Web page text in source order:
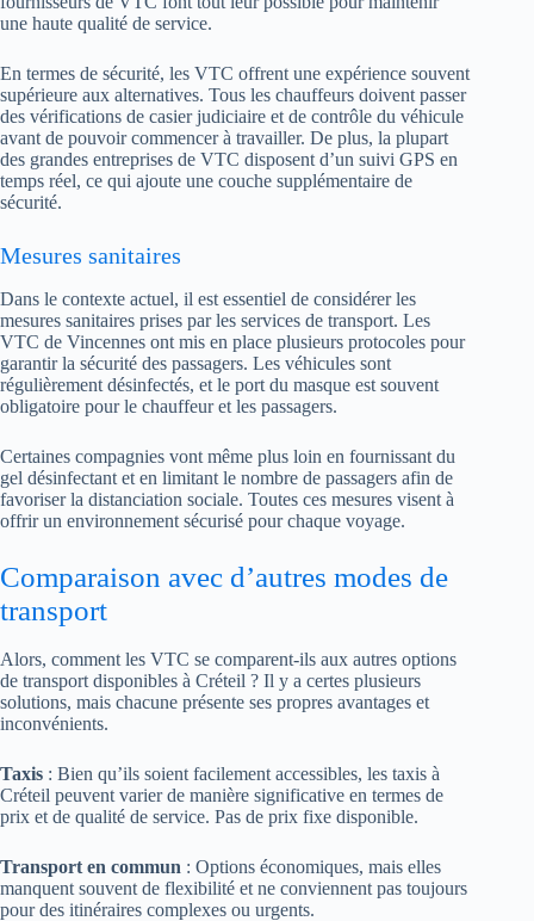
une haute qualité de service.
En termes de sécurité, les VTC offrent une expérience souvent
supérieure aux alternatives. Tous les chauffeurs doivent passer
des vérifications de casier judiciaire et de contrôle du véhicule
avant de pouvoir commencer à travailler. De plus, la plupart
des grandes entreprises de VTC disposent d’un suivi GPS en
temps réel, ce qui ajoute une couche supplémentaire de
sécurité.
Mesures sanitaires
Dans le contexte actuel, il est essentiel de considérer les
mesures sanitaires prises par les services de transport. Les
VTC de Vincennes ont mis en place plusieurs protocoles pour
garantir la sécurité des passagers. Les véhicules sont
régulièrement désinfectés, et le port du masque est souvent
obligatoire pour le chauffeur et les passagers.
Certaines compagnies vont même plus loin en fournissant du
gel désinfectant et en limitant le nombre de passagers afin de
favoriser la distanciation sociale. Toutes ces mesures visent à
offrir un environnement sécurisé pour chaque voyage.
Comparaison avec d’autres modes de
transport
Alors, comment les VTC se comparent-ils aux autres options
de transport disponibles à Créteil ? Il y a certes plusieurs
solutions, mais chacune présente ses propres avantages et
inconvénients.
Taxis : Bien qu’ils soient facilement accessibles, les taxis à
Créteil peuvent varier de manière significative en termes de
prix et de qualité de service. Pas de prix fixe disponible.
Transport en commun : Options économiques, mais elles
manquent souvent de flexibilité et ne conviennent pas toujours
pour des itinéraires complexes ou urgents.